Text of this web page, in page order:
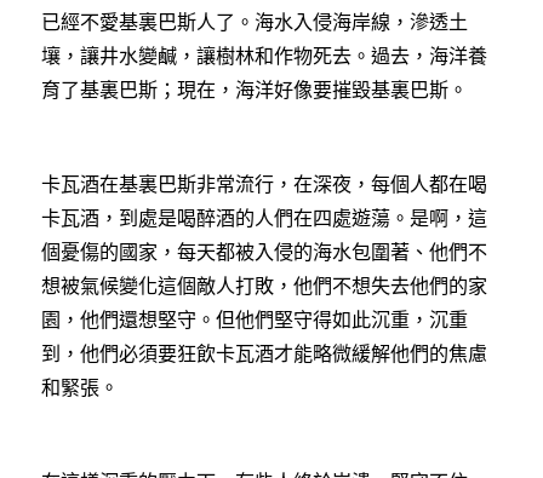
已經不愛基裏巴斯人了。海水入侵海岸線，滲透土
壤，讓井水變鹹，讓樹林和作物死去。過去，海洋養
育了基裏巴斯；現在，海洋好像要摧毀基裏巴斯。
卡瓦酒在基裏巴斯非常流行，在深夜，每個人都在喝
卡瓦酒，到處是喝醉酒的人們在四處遊蕩。是啊，這
個憂傷的國家，每天都被入侵的海水包圍著、他們不
想被氣候變化這個敵人打敗，他們不想失去他們的家
園，他們還想堅守。但他們堅守得如此沉重，沉重
到，他們必須要狂飲卡瓦酒才能略微緩解他們的焦慮
和緊張。